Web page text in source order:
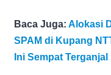
Baca Juga: Alokasi
SPAM di Kupang
Ini Sempat